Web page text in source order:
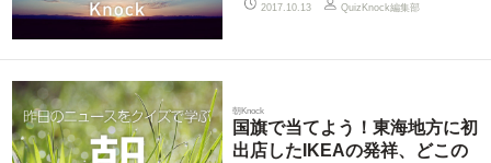
2017.10.13 QuizKnock編集部
朝Knock
国旗で当てよう！東海地方に初
出店したIKEAの発祥、どこの